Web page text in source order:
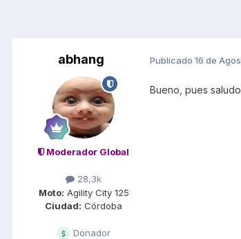
abhang
Moderador Global
28,3k
Moto: Agility City 125
Ciudad: Córdoba
Donador
Publicado 16 de
Bueno, pues